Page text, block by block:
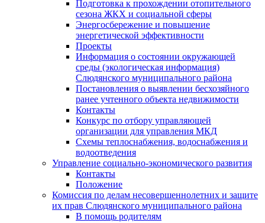
Подготовка к прохождении отопительного
сезона ЖКХ и социальной сферы
Энергосбережение и повышение
энергетической эффективности
Проекты
Информация о состоянии окружающей
среды (экологическая информация)
Слюдянского муниципального района
Постановления о выявлении бесхозяйного
ранее учтенного объекта недвижимости
Контакты
Конкурс по отбору управляющей
организации для управления МКД
Схемы теплоснабжения, водоснабжения и
водоотведения
Управление социально-экономического развития
Контакты
Положение
Комиссия по делам несовершеннолетних и защите
их прав Слюдянского муниципального района
В помощь родителям